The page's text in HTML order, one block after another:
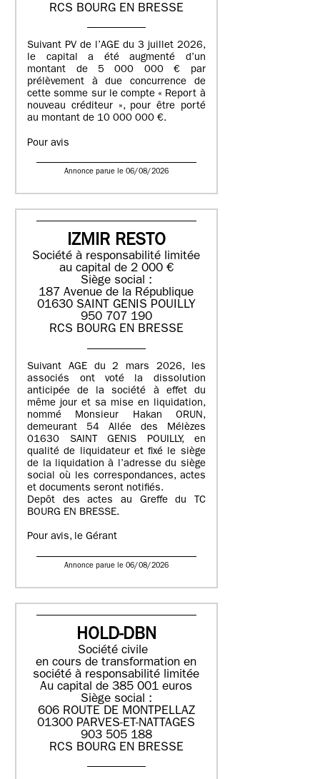
RCS BOURG EN BRESSE
Suivant PV de l’AGE du 3 juillet 2026,
le capital a été augmenté d’un
montant de 5 000 000 € par
prélèvement à due concurrence de
cette somme sur le compte « Report à
nouveau créditeur », pour être porté
au montant de 10 000 000 €.
Pour avis
Annonce parue le 06/08/2026
IZMIR RESTO
Société à responsabilité limitée
au capital de 2 000 €
Siège social :
187 Avenue de la République
01630 SAINT GENIS POUILLY
950 707 190
RCS BOURG EN BRESSE
Suivant AGE du 2 mars 2026, les
associés ont voté la dissolution
anticipée de la société à effet du
même jour et sa mise en liquidation,
nommé Monsieur Hakan ORUN,
demeurant 54 Allée des Mélèzes
01630 SAINT GENIS POUILLY, en
qualité de liquidateur et fixé le siège
de la liquidation à l’adresse du siège
social où les correspondances, actes
et documents seront notifiés.
Depôt des actes au Greffe du TC
BOURG EN BRESSE.
Pour avis, le Gérant
Annonce parue le 06/08/2026
HOLD-DBN
Société civile
en cours de transformation en
société à responsabilité limitée
Au capital de 385 001 euros
Siège social :
606 ROUTE DE MONTPELLAZ
01300 PARVES-ET-NATTAGES
903 505 188
RCS BOURG EN BRESSE